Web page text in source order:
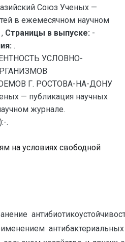
Союз Ученых —
в ежемесячном научном
, Страницы в выпуске: -
.
УСЛОВНО-
Г. РОСТОВА-НА-ДОНУ
— публикация научных
журнале.
.
на условиях свободной